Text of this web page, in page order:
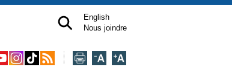
English
Nous joindre